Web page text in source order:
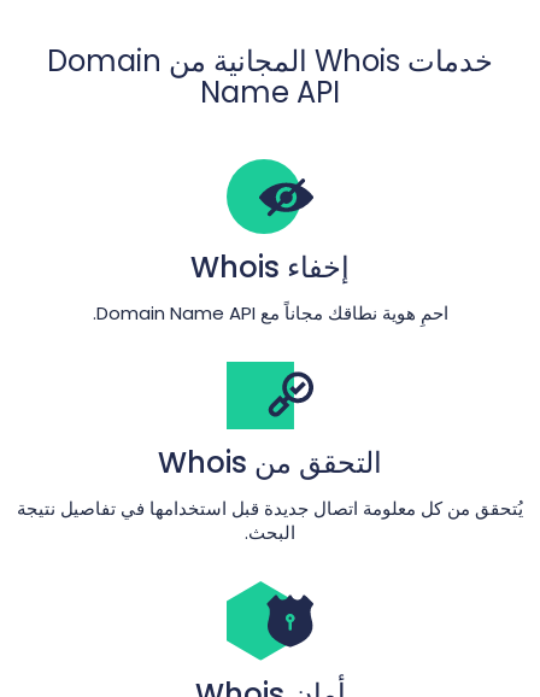
خدمات Whois المجانية من Domain
Name API
إخفاء Whois
احمِ هوية نطاقك مجاناً مع Domain Name API.
التحقق من Whois
يُتحقق من كل معلومة اتصال جديدة قبل استخدامها في تفاصيل نتيجة
البحث.